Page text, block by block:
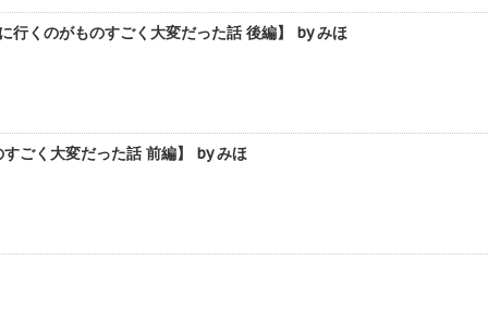
行くのがものすごく大変だった話 後編】 by みほ
ごく大変だった話 前編】 by みほ